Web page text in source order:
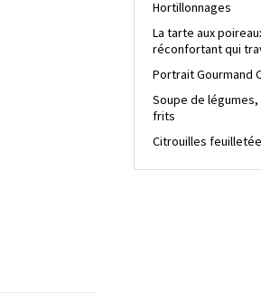
Hortillonnages
La tarte aux
réconfortant qui
Portrait Gourmand
Soupe de
frits
Citrouilles